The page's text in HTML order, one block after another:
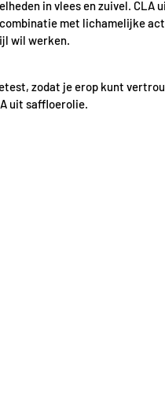
in vlees en zuivel.
met lichamelijke
wil werken.
zodat je erop kunt
uit saffloerolie.